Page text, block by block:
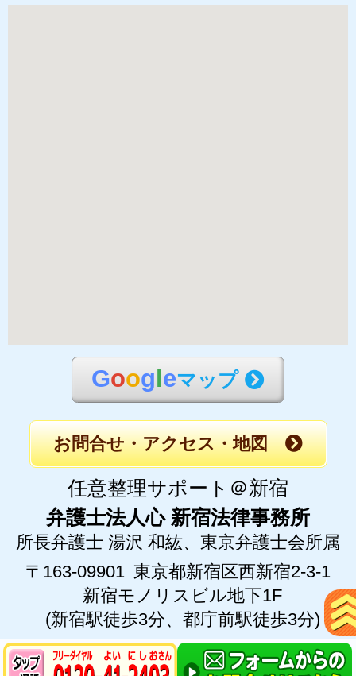
Goog eマップ
お問合せ・アクセス・地図
任意整理サポート＠新宿
弁護士法人心 新宿法律事務所
所長弁護士 湯沢 和紘、 東京弁護士会所属
〒163-09901 東京都新宿区西新宿2-3-1
新宿モノリスビル地下1F
(新宿駅徒歩3分、都庁前駅徒歩3分)